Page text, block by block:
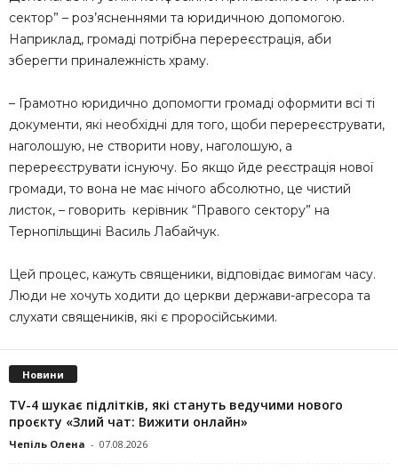
сектор” – роз’ясненнями та юридичною допомогою.
Наприклад, громаді потрібна перереєстрація, аби
зберегти приналежність храму.
– Грамотно юридично допомогти громаді оформити всі ті
документи, які необхідні для того, щоби перереєструвати,
наголошую, не створити нову, наголошую, а
перереєструвати існуючу. Бо якщо йде реєстрація нової
громади, то вона не має нічого абсолютно, це чистий
листок, – говорить керівник “Правого сектору” на
Тернопільщині Василь Лабайчук.
Цей процес, кажуть священики, відповідає вимогам часу.
Люди не хочуть ходити до церкви держави-агресора та
слухати священиків, які є проросійськими.
Новини
TV-4 шукає підлітків, які стануть ведучими нового
проєкту «Злий чат: Вижити онлайн»
Чепіль Олена - 07.08.2026